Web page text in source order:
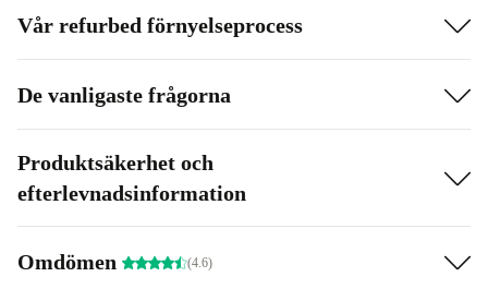
Vår refurbed förnyelseprocess
De vanligaste frågorna
Produktsäkerhet och
efterlevnadsinformation
Omdömen (4.6)